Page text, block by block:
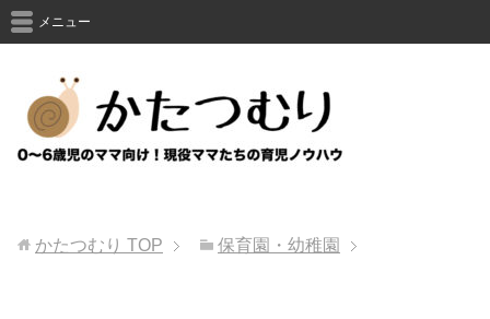
メニュー
かたつむり TOP 保育園・幼稚園